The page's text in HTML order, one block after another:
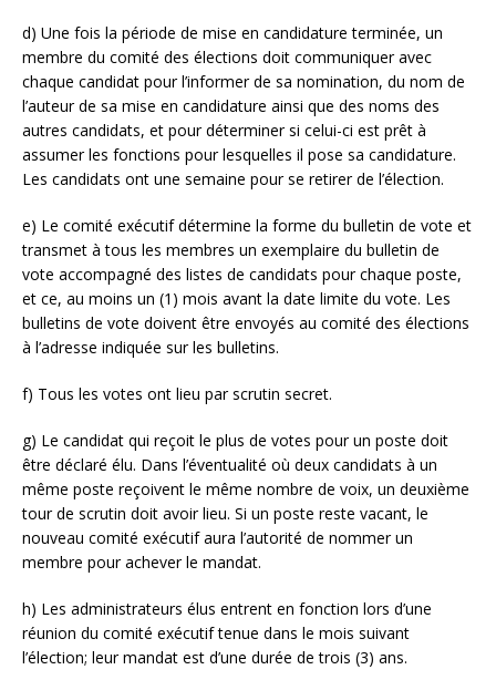
d) Une fois la période de mise en candidature terminée, un
membre du comité des élections doit communiquer avec
chaque candidat pour l’informer de sa nomination, du nom de
l’auteur de sa mise en candidature ainsi que des noms des
autres candidats, et pour déterminer si celui-ci est prêt à
assumer les fonctions pour lesquelles il pose sa candidature.
Les candidats ont une semaine pour se retirer de l’élection.
e) Le comité exécutif détermine la forme du bulletin de vote et
transmet à tous les membres un exemplaire du bulletin de
vote accompagné des listes de candidats pour chaque poste,
et ce, au moins un (1) mois avant la date limite du vote. Les
bulletins de vote doivent être envoyés au comité des élections
à l’adresse indiquée sur les bulletins.
f) Tous les votes ont lieu par scrutin secret.
g) Le candidat qui reçoit le plus de votes pour un poste doit
être déclaré élu. Dans l’éventualité où deux candidats à un
même poste reçoivent le même nombre de voix, un deuxième
tour de scrutin doit avoir lieu. Si un poste reste vacant, le
nouveau comité exécutif aura l’autorité de nommer un
membre pour achever le mandat.
h) Les administrateurs élus entrent en fonction lors d’une
réunion du comité exécutif tenue dans le mois suivant
l’élection; leur mandat est d’une durée de trois (3) ans.